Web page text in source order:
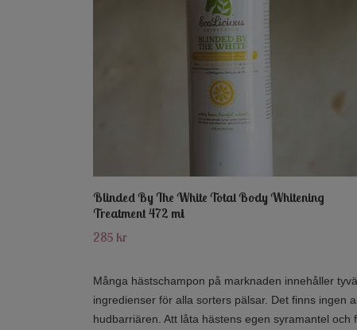
Blinded By The White Total Body Whitening
Treatment 472 mi
285 kr
Många hästschampon på marknaden innehåller
ingredienser för alla sorters pälsar. Det finns ingen
hudbarriären. Att låta hästens egen syramantel